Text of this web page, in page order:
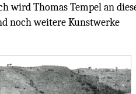
wird Thomas Tempel an
noch weitere Kunstwerke